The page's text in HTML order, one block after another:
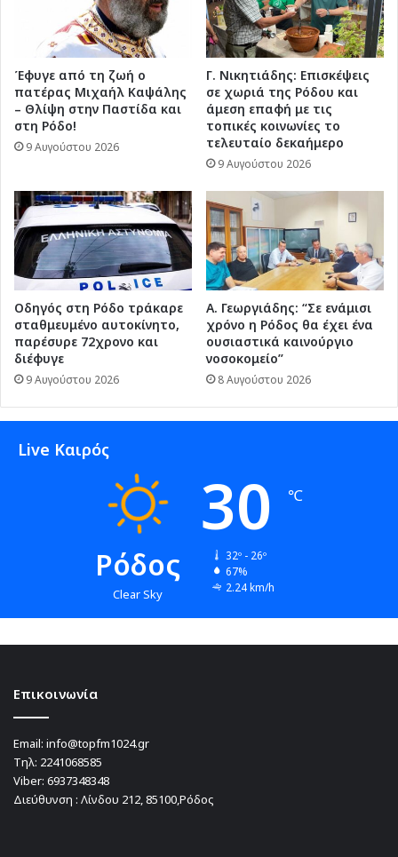
Έφυγε από τη ζωή ο
πατέρας Μιχαήλ Καψάλης
– Θλίψη στην Παστίδα και
στη Ρόδο!
9 Αυγούστου 2026
Γ. Νικητιάδης: Επισκέψεις
σε χωριά της Ρόδου και
άμεση επαφή με τις
τοπικές κοινωνίες το
τελευταίο δεκαήμερο
9 Αυγούστου 2026
Οδηγός στη Ρόδο τράκαρε
σταθμευμένο αυτοκίνητο,
παρέσυρε 72χρονο και
διέφυγε
9 Αυγούστου 2026
Α. Γεωργιάδης: “Σε ενάμισι
χρόνο η Ρόδος θα έχει ένα
ουσιαστικά καινούργιο
νοσοκομείο”
8 Αυγούστου 2026
Live Καιρός
Ρόδος
Clear Sky
30 ℃
32º - 26º
67%
2.24 km/h
Επικοινωνία
Email: info@topfm1024.gr
Τηλ: 2241068585
Viber: 6937348348
Διεύθυνση : Λίνδου 212, 85100,Ρόδος